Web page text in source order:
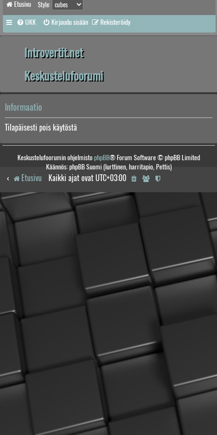
Etusivu Style:
UKK Kirjaudu sisään Rekisteröidy
Introvertit.net
Keskustelufoorumi
Informaatio
Tilapäisesti pois käytöstä
Keskustelufoorumin ohjelmistophpBB® Forum Software © phpBB Limited
Käännös: phpBB Suomi (lurttinen, harritapio, Pettis)
Etusivu Kaikki ajat ovat UTC+03:00